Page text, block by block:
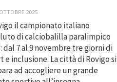
2025
il campionato italiano
di calciobalilla paralimpico
dal 7 al 9 novembre tre giorni di
e inclusione. La città di Rovigo si
ad accogliere un grande